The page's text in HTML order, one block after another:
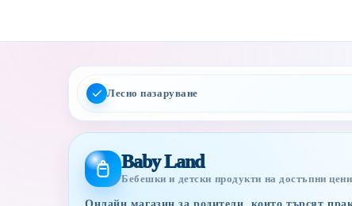
Лесно пазаруване
Baby Land
Бебешки и детски продукти на достъпни цени